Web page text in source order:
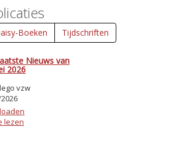
Boeken Tijdschriften
Nieuws van
2026
vzw
lezen